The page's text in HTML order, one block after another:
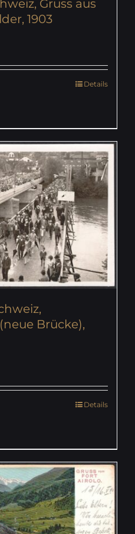
Gruss aus
1903
Details
Brücke),
Details